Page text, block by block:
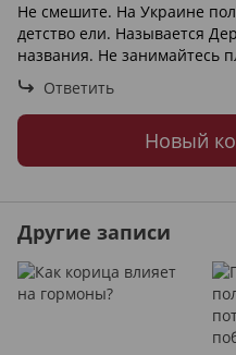
Не смешите. На Украине
детство ели. Называется
названия. Не занимайтесь
Ответить
Новый
Другие записи